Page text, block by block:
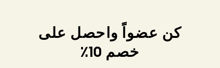
كن عضواً واحصل على
خصم 10٪